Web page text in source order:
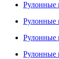
Рулонные
Рулонные
Рулонные
Рулонные